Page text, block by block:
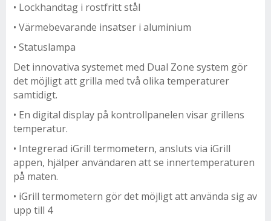
• Lockhandtag i rostfritt stål
• Värmebevarande insatser i aluminium
• Statuslampa
Det innovativa systemet med Dual Zone system gör
det möjligt att grilla med två olika temperaturer
samtidigt.
• En digital display på kontrollpanelen visar grillens
temperatur.
• Integrerad iGrill termometern, ansluts via iGrill
appen, hjälper användaren att se innertemperaturen
på maten.
• iGrill termometern gör det möjligt att använda sig av
upp till 4